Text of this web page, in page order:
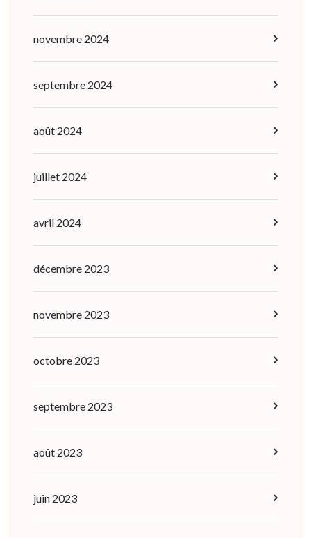
novembre 2024
septembre 2024
août 2024
juillet 2024
avril 2024
décembre 2023
novembre 2023
octobre 2023
septembre 2023
août 2023
juin 2023